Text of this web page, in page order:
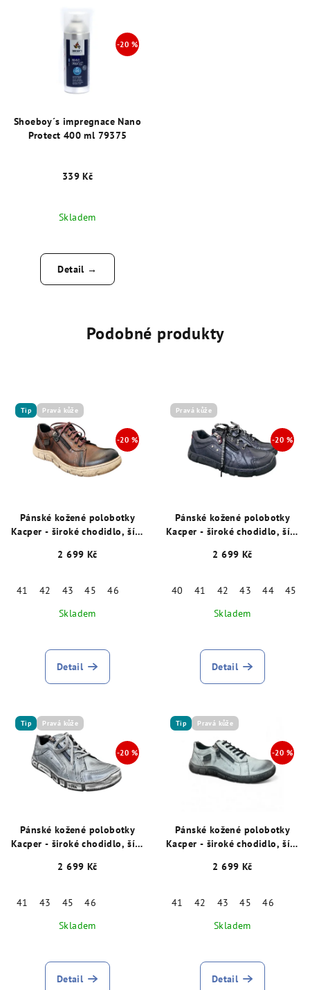
Shoeboy´s impregnace Nano
Protect 400 ml 79375
339 Kč
Skladem
Detail →
Podobné produkty
Tip Pravá kůže
Pánské kožené polobotky
Kacper - široké chodidlo, šíře
2 699 Kč
41 42 43 45
46
Skladem
Detail
Pravá kůže
Pánské kožené polobotky
Kacper - široké chodidlo, šíře
2 699 Kč
40 41 42 43 44 45
Skladem
Detail
Tip Pravá kůže
Pánské kožené polobotky
Kacper - široké chodidlo, šíře
2 699 Kč
41 43 45
46
Skladem
Detail
Tip Pravá kůže
Pánské kožené polobotky
Kacper - široké chodidlo, šíře
2 699 Kč
41 42 43 45
46
Skladem
Detail